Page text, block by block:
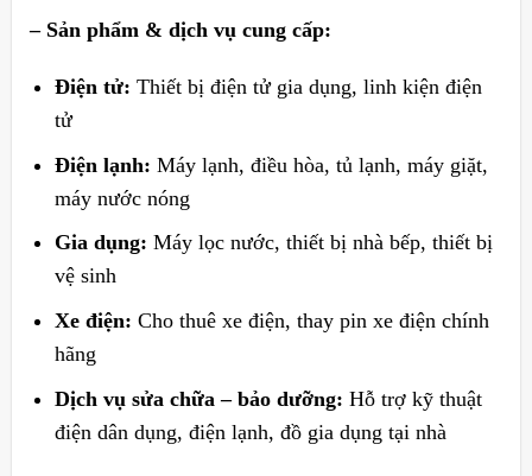
– Sản phẩm & dịch vụ cung cấp:
Điện tử: Thiết bị điện tử gia dụng, linh kiện điện
tử
Điện lạnh: Máy lạnh, điều hòa, tủ lạnh, máy giặt,
máy nước nóng
Gia dụng: Máy lọc nước, thiết bị nhà bếp, thiết bị
vệ sinh
Xe điện: Cho thuê xe điện, thay pin xe điện chính
hãng
Dịch vụ sửa chữa – bảo dưỡng: Hỗ trợ kỹ thuật
điện dân dụng, điện lạnh, đồ gia dụng tại nhà